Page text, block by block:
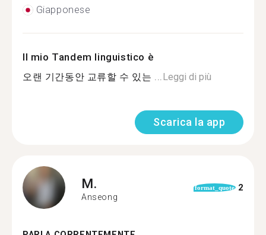
Giapponese
Il mio Tandem linguistico è
오랜 기간동안 교류할 수 있는 ...Leggi di più
Scarica la app
M.
Anseong
format_quote 2